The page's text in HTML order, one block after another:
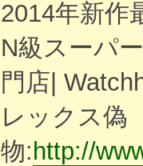
2014年新作
N級スーパ
門店|
レックス偽
物: http://